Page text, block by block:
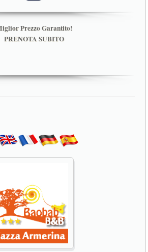
Prezzo Garantito!
PRENOTA SUBITO